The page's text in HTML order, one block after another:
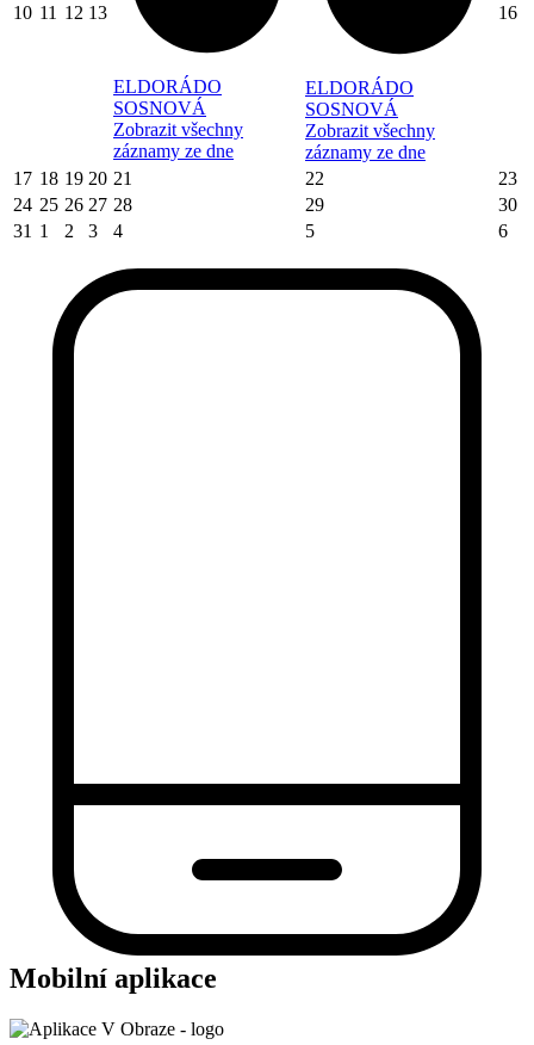
10 11 12 13
ELDORÁDO
SOSNOVÁ
Zobrazit všechny
záznamy ze dne
ELDORÁDO
SOSNOVÁ
Zobrazit všechny
záznamy ze dne
16
17 18 19 20 21 22
23
24 25 26 27 28 29
30
31 1 2 3 4 5 6
Mobilní aplikace